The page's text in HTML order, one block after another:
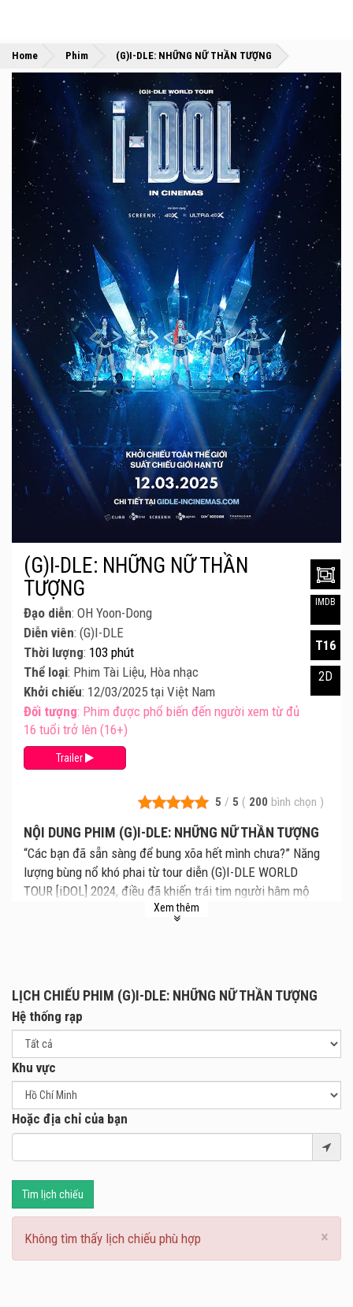
Home »
Phim »
(G)I-DLE: NHỮNG NỮ THẦN TƯỢNG
5 / 5 ( 200 bình chọn )
NỘI DUNG PHIM (G)I-DLE: NHỮNG NỮ THẦN TƯỢNG
“Các bạn đã sẵn sàng để bung xõa hết mình chưa?” Năng
lượng bùng nổ khó phai từ tour diễn (G)I-DLE WORLD
TOUR [iDOL] 2024, điều đã khiến trái tim người hâm mộ
rung động qua 14 thành phố, giờ đây sẽ được tái hiện trên
những màn trình diễn để đời với các bản hit đình đám như
Super Lady, LATATA, Queencard, và TOMBOY, cùng một
danh sách bài hát được chọn lọc kỹ lưỡng và phần hình
ảnh đẹp mê hồn! Chuẩn bị tinh thần để hòa mình vào một
giấc mơ đầy hứng khởi với các định dạng 4DX, SCREENX,
và ULTRA 4DX—đưa bạn đến gần sân khấu hơn bao giờ
hết! Hãy sẵn sàng để cùng (G)I-DLE khuấy đảo màn ảnh
lớn nào!
Xem thêm
(G)I-DLE: NHỮNG NỮ THẦN
TƯỢNG
Đạo diễn: OH Yoon-Dong
Diễn viên: (G)I-DLE
Thời lượng: 103 phút
Thể loại: Phim Tài Liệu, Hòa nhạc
Khởi chiếu: 12/03/2025 tại Việt Nam
Đối tượng: Phim được phổ biến đến người xem từ đủ
16 tuổi trở lên (16+)
Trailer
IMDB
T16
2D
LỊCH CHIẾU PHIM (G)I-DLE: NHỮNG NỮ THẦN TƯỢNG
Hệ thống rạp
Khu vực
Hoặc địa chỉ của bạn
Tìm lịch chiếu
×
Không tìm thấy lịch chiếu phù hợp